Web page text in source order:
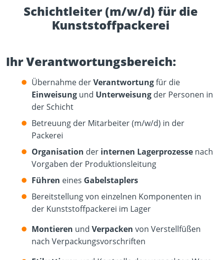
Schichtleiter (m/w/d) für die
Kunststoffpackerei
Ihr Verantwortungsbereich:
Übernahme derVerantwortungfür die
Einweisung und Unterweisung der Personen in
der Schicht
Betreuung der Mitarbeiter (m/w/d) in der
Packerei
Organisation der internen Lagerprozesse nach
Vorgaben der Produktionsleitung
Führen eines Gabelstaplers
Bereitstellung von einzelnen Komponenten in
der Kunststoffpackerei im Lager
Montieren und Verpacken von Verstellfüßen
nach Verpackungsvorschriften